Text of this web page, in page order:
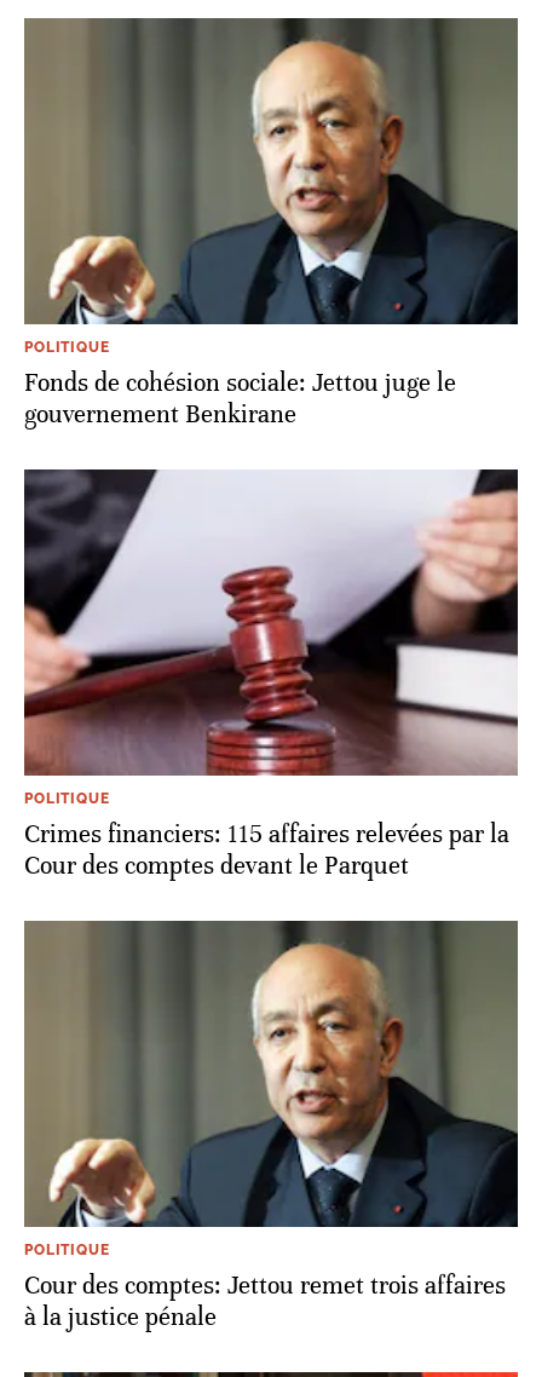
POLITIQUE
Fonds de cohésion sociale: Jettou juge le
gouvernement Benkirane
POLITIQUE
Crimes financiers: 115 affaires relevées par la
Cour des comptes devant le Parquet
POLITIQUE
Cour des comptes: Jettou remet trois affaires
à la justice pénale